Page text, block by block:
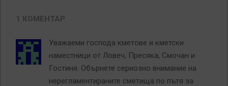
1 КОМЕНТАР
Уважаеми господа кметове и кметски
наместници от Ловеч, Пресяка, Смочан и
Гостиня. Обърнете сериозно внимание на
нерегламентираните сметища по пътя за